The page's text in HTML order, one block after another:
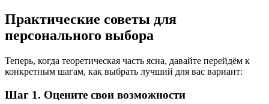
Практические советы для
персонального выбора
Теперь, когда теоретическая часть ясна, давайте перейдём к
конкретным шагам, как выбрать лучший для вас вариант:
Шаг 1. Оцените свои возможности